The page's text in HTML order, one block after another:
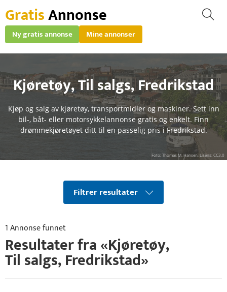
GratisAnnonse
Ny gratis annonse Mine annonser
Kjøretøy,Til salgs,Fredrikstad
Kjøp og salg av kjøretøy, transportmidler og maskiner. Sett inn
bil-, båt- eller motorsykkelannonse gratis og enkelt. Finn
drømmekjøretøyet ditt til en passelig pris i Fredrikstad.
Foto: Thomas M. Hansen, Lisens: CC3.0
Filtrer resultater
1 Annonse funnet
Resultater fra «Kjøretøy,
Til salgs,Fredrikstad»